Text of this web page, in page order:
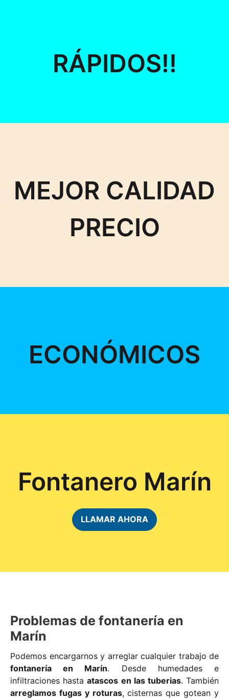
RÁPIDOS!!
MEJOR CALIDAD
PRECIO
ECONÓMICOS
Fontanero Marín
LLAMAR AHORA
Problemas de fontanería en
Marín
Podemos encargarnos y arreglar cualquier trabajo de
fontanería en Marín. Desde humedades e
infiltraciones hastaatascos en las tuberias. También
arreglamos fugas y roturas, cisternas que gotean y